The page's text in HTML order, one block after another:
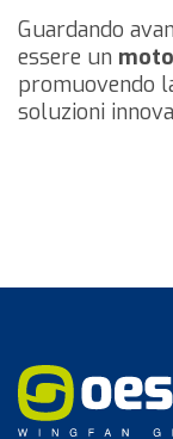
Guardando
essere un
promuovendo
soluzioni